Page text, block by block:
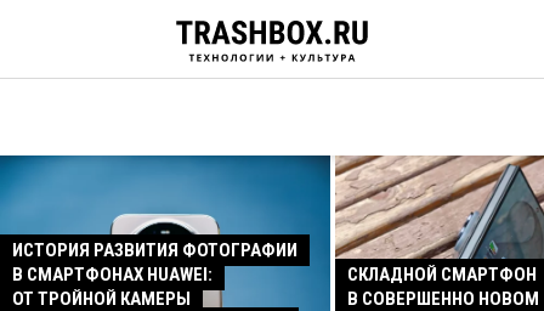
ИСТОРИЯ РАЗВИТИЯ ФОТОГРАФИИ
В СМАРТФОНАХ HUAWEI:
ОТ ТРОЙНОЙ КАМЕРЫ
СКЛАДНОЙ СМАРТФОН
В СОВЕРШЕННО